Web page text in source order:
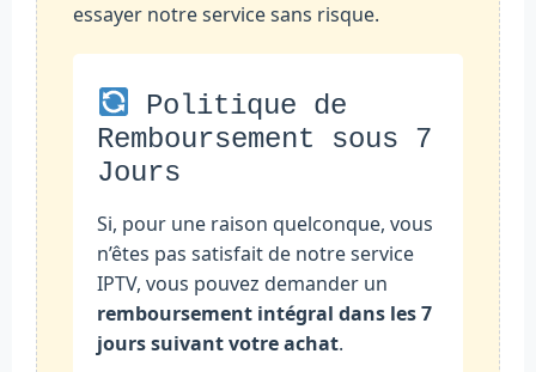
essayer notre service sans risque.
Politique de
Remboursement sous 7
Jours
Si, pour une raison quelconque, vous
n’êtes pas satisfait de notre service
IPTV, vous pouvez demander un
remboursement intégral dans les 7
jours suivant votre achat.